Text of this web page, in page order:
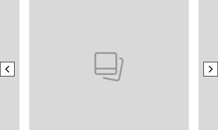
previous element